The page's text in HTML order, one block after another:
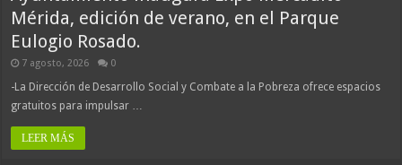
Mérida, edición de verano, en el Parque
Eulogio Rosado.
7 agosto, 2026 0
-La Dirección de Desarrollo Social y Combate a la Pobreza ofrece espacios
gratuitos para impulsar …
LEER MÁS